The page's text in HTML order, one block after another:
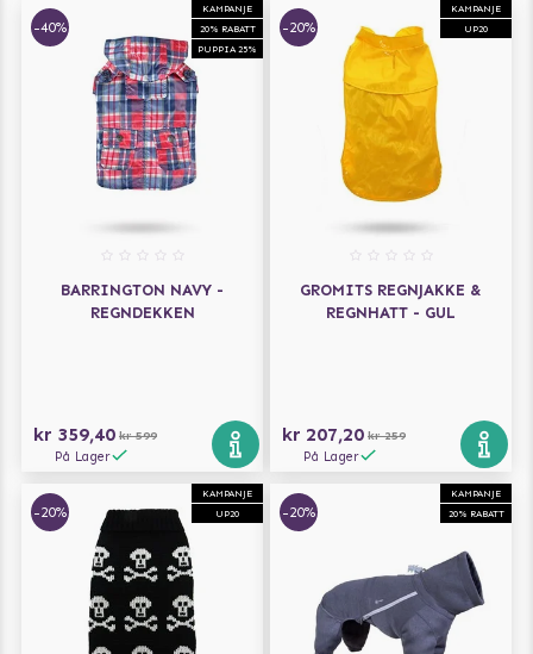
KAMPANJE
20% RABATT
PUPPIA 25%
-40%
BARRINGTON NAVY -
REGNDEKKEN
kr 359,40 kr 599
På Lager
KAMPANJE
UP20
-20%
GROMITS REGNJAKKE &
REGNHATT - GUL
kr 207,20 kr 259
På Lager
KAMPANJE
UP20
-20%
KAMPANJE
20% RABATT
-20%